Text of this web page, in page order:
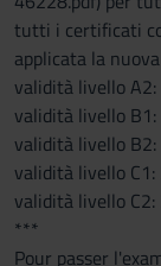
tutti i certificati
applicata la
validità livello A2:
validità livello B1:
validità livello B2:
validità livello C1:
validità livello C2:
***
Pour passer